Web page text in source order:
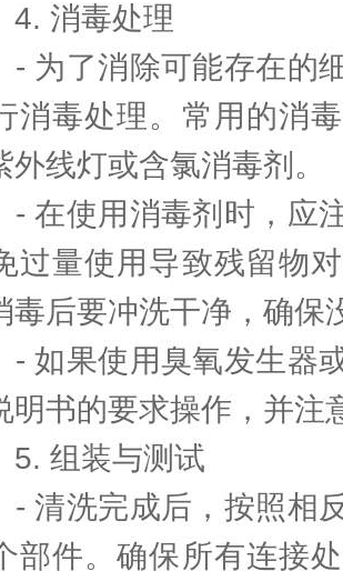
消毒处理
了消除可能存在的细
消毒处理。常用的消
外线灯或含氯消毒剂。
使用消毒剂时，应注
过量使用导致残留物
毒后要冲洗干净，确保
果使用臭氧发生器或
明书的要求操作，并注
组装与测试
洗完成后，按照相反
部件。确保所有连接